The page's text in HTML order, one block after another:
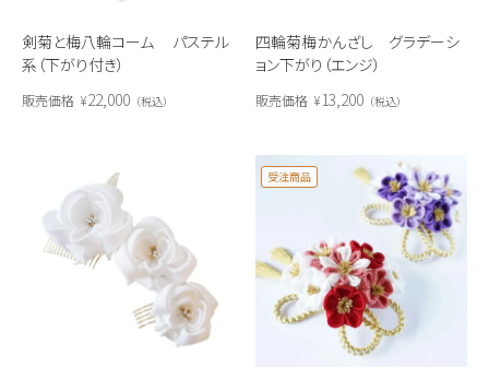
剣菊と梅八輪コーム パステル
系（下がり付き）
販売価格 ¥22,000 税込
四輪菊梅かんざし グラデーシ
ョン下がり（エンジ）
販売価格 ¥13,200 税込
受注商品